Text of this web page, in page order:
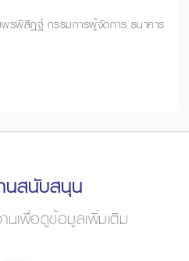
รพิสิฏฐ์ กรรมการผู้จัดการ ธนาคาร
นสนับสนุน
เพื่อดูข้อมูลเพิ่มเติม